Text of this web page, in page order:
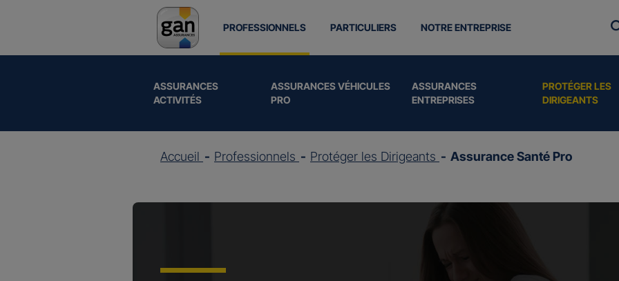
PROFESSIONNELS
ASSURANCES
ACTIVITÉS
ASSURANCES VÉHICULES
PRO
ASSURANCES
ENTREPRISES
PROTÉGER LES
DIRIGEANTS
PARTICULIERS NOTRE ENTREPRISE
Accueil Professionnels Protéger les Dirigeants Assurance Santé Pro